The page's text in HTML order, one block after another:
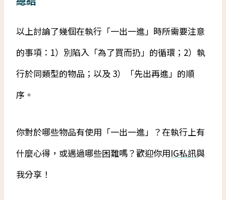
以上討論了幾個在執行「一出一進」時所需要注意
的事項：1）別陷入「為了買而扔」的循環；2）執
行於同類型的物品；以及 3）「先出再進」的順
序。
你對於哪些物品有使用「一出一進」？在執行上有
什麼心得，或遇過哪些困難嗎？歡迎你用IG私訊與
我分享！